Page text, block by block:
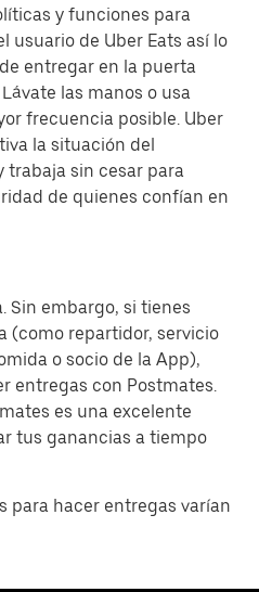
y funciones para
usuario de Uber Eats así lo
entregar en la puerta
las manos o usa
frecuencia posible. Uber
la situación del
trabaja sin cesar para
de quienes confían en
Sin embargo, si tienes
(como repartidor, servicio
o socio de la App),
entregas con Postmates.
es una excelente
tus ganancias a tiempo
para hacer entregas varían